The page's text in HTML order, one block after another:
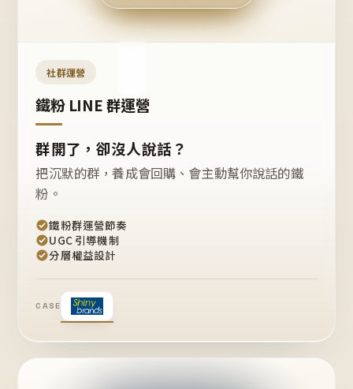
開團
嗎？
社群運營
鐵粉 LINE 群運營
群開了，卻沒人說話？
把沉默的群，養成會回購、會主動幫你說話的鐵
粉。
鐵粉群運營節奏
UGC 引導機制
分層權益設計
CASE